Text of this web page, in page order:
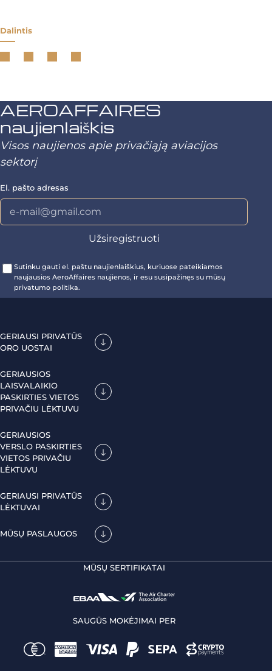
Dalintis
AEROAFFAIRES
naujienlaiškis
Visos naujienos apie privačiąją aviacijos
sektorį
El. pašto adresas
Sutinku gauti el. paštu naujienlaiškius, kuriuose pateikiamos
naujausios AeroAffaires naujienos, ir esu susipažinęs su mūsų
privatumo politika.
GERIAUSI PRIVATŪS
ORO UOSTAI
GERIAUSIOS
LAISVALAIKIO
PASKIRTIES VIETOS
PRIVAČIU LĖKTUVU
GERIAUSIOS
VERSLO PASKIRTIES
VIETOS PRIVAČIU
LĖKTUVU
GERIAUSI PRIVATŪS
LĖKTUVAI
MŪSŲ PASLAUGOS
MŪSŲ SERTIFIKATAI
SAUGŪS MOKĖJIMAI PER